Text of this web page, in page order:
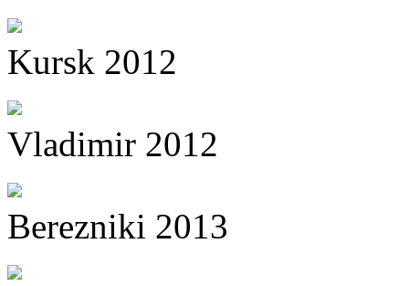
Kursk 2012
Vladimir 2012
Berezniki 2013